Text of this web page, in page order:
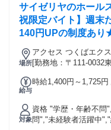
ランク明けの方 ・フルタイ
・子供の学校行事に合
「仕事は常に続けてい
お持ちの方 お問合せだけでもOKです！まずは、お気軽にご応
募ください！！
サイゼリヤのホール
祝限定バイト】週末
140円UPの制度あ
イトデビュー大歓迎♪
場所
アクセス つくばエク
口徒歩約1分、東京メ
[勤務地：〒111-0032
給与
時給1,400円～1,725
補助制度 勤務初日か
仕事を覚えれば覚え
UP（研修期間終了後
対象
資格 "学歴・年齢不問
問","未経験者活躍中